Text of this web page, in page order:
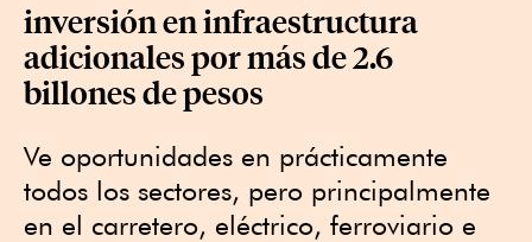
inversión en infraestructura
adicionales por más de 2.6
billones de pesos
​Ve oportunidades en prácticamente
todos los sectores, pero principalmente
en el carretero, eléctrico, ferroviario e